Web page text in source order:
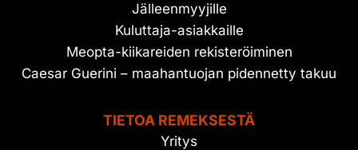
Jälleenmyyjille
Kuluttaja-asiakkaille
Meopta-kiikareiden rekisteröiminen
Caesar Guerini – maahantuojan pidennetty takuu
TIETOA REMEKSESTÄ
Yritys